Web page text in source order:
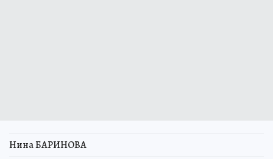
Нина БАРИНОВА